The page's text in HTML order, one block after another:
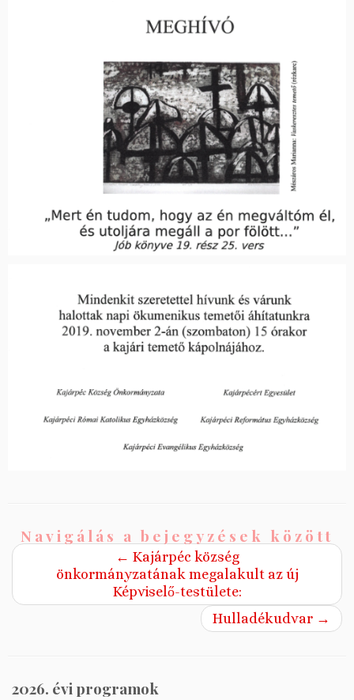
Navigálás a bejegyzések között
← Kajárpéc község
önkormányzatának megalakult az új
Képviselő-testülete:
Hulladékudvar →
2026. évi programok